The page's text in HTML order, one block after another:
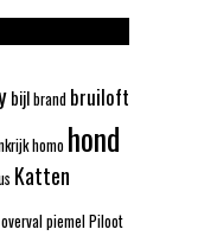
bijlbrand bruiloft
homo hond
Katten
overvalpiemelPiloot